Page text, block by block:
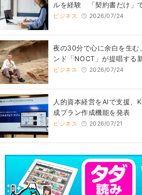
ルを経験 「契約書だけ」
ビジネス 2026/07/24
夜の30分で心に余白を生む
ンド「NOCT」が提唱する
ビジネス 2026/07/24
人的資本経営をAIで支援、
成プラン作成機能を発表
ビジネス 2026/07/21